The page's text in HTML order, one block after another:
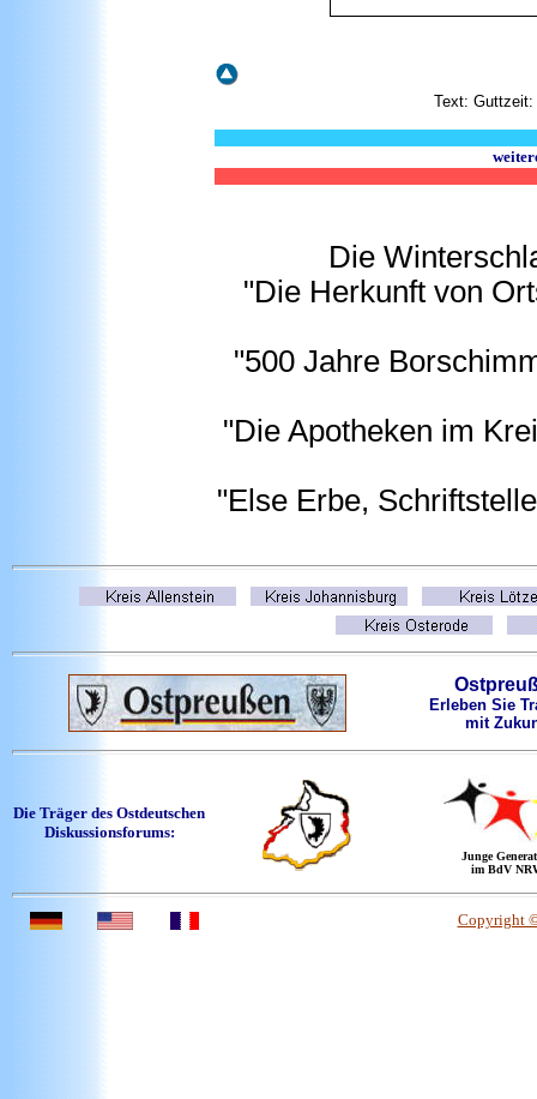
Text: Guttzeit:
Die
"Die Herkunft von
"500 Jahre
"Die Apotheken im
"Else Erbe,
Erleben Sie
mit
Die Träger des Ostdeutschen
Diskussionsforums:
Junge
im BdV
Copyright